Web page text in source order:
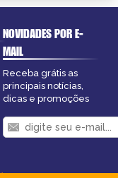
NOVIDADES POR E-
MAIL
Receba grátis as
principais notícias,
dicas e promoções